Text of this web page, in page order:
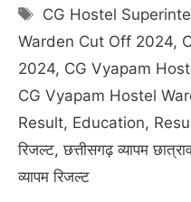
Tags
CG Hostel
Warden Cut Off 2024,
2024, CG Vyapam
CG Vyapam Hostel
Result, Education,
रिजल्ट,छत्तीसगढ़ व्यापम
व्यापम रिजल्ट